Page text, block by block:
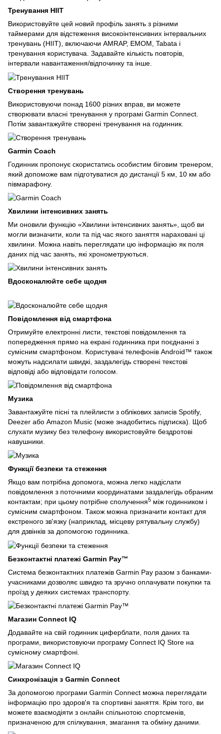
Тренування HIIT
Використовуйте цей новий профіль занять з різними
таймерами для відстеження високоінтенсивних інтервальних
тренувань (HIIT), включаючи AMRAP, EMOM, Tabata і
тренування користувача. Задавайте кількість повторів,
інтервали навантаження/відпочинку та інше.
Створення тренувань
Використовуючи понад 1600 різних вправ, ви можете
створювати власні тренування у програмі Garmin Connect.
Потім завантажуйте створені тренування на годинник.
Garmin Coach
Годинник пропонує скористатись особистим біговим тренером,
який допоможе вам підготуватися до дистанції 5 км, 10 км або
півмарафону.
Хвилини інтенсивних занять
Ми оновили функцію «Хвилини інтенсивних занять», щоб ви
могли визначити, коли та під час якого заняття нараховані ці
хвилини. Можна навіть переглядати цю інформацію як поля
даних під час занять, які хронометруються.
Вдосконалюйте себе щодня
Повідомлення від смартфона
Отримуйте електронні листи, текстові повідомлення та
попередження прямо на екрані годинника при поєднанні з
сумісним смартфоном. Користувачі телефонів Android™ також
можуть надсилати швидкі, заздалегідь створені текстові
відповіді або відповідати голосом.
Музика
Завантажуйте пісні та плейлисти з облікових записів Spotify,
Deezer або Amazon Music (може знадобитись підписка). Щоб
слухати музику без телефону використовуйте бездротові
навушники.
Функції безпеки та стеження
Якщо вам потрібна допомога, можна легко надіслати
повідомлення з поточними координатами заздалегідь обраним
контактам; при цьому потрібне сполучення5 між годинником і
сумісним смартфоном. Також можна призначити контакт для
екстреного зв'язку (наприклад, місцеву рятувальну службу)
для дзвінків за допомогою годинника.
Безконтактні платежі Garmin Pay™
Система безконтактних платежів Garmin Pay разом з банками-
учасниками дозволяє швидко та зручно оплачувати покупки та
проїзд у деяких системах транспорту.
Магазин Connect IQ
Додавайте на свій годинник циферблати, поля даних та
програми, використовуючи програму Connect IQ Store на
сумісному смартфоні.
Синхронізація з Garmin Connect
За допомогою програми Garmin Connect можна переглядати
інформацію про здоров'я та спортивні заняття. Крім того, ви
можете взаємодіяти з онлайн спільнотою спортсменів,
призначеною для спілкування, змагання та обміну даними.